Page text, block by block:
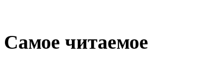
Самое читаемое